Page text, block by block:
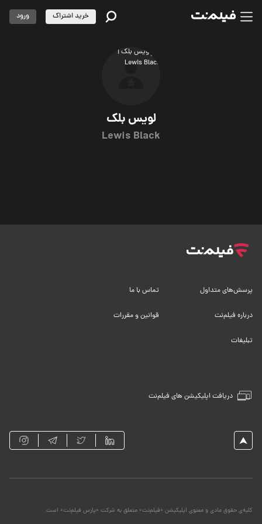
لویس بلک
Lewis Black
خرید اشتراک ورود
دریافت اپلیکیشن های فیلم‌نت
پرسش‌های متداول تماس با ما
درباره فیلم‌نت قوانین و مقررات
تبلیغات
کلیه‌ی حقوق مادی و معنوی اپلیکیشن «فیلم‌نت» متعلق به شرکت «پارس فیلم‌نت» است.